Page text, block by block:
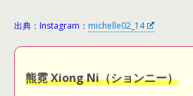
出典：Instagram： michelle02_14
熊霓 Xiong Ni（ションニー）